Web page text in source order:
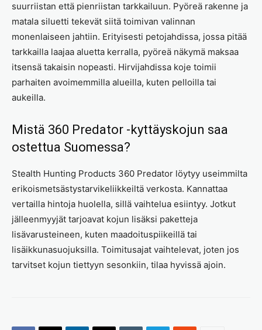
suurriistan että pienriistan tarkkailuun. Pyöreä rakenne ja
matala siluetti tekevät siitä toimivan valinnan
monenlaiseen jahtiin. Erityisesti petojahdissa, jossa pitää
tarkkailla laajaa aluetta kerralla, pyöreä näkymä maksaa
itsensä takaisin nopeasti. Hirvijahdissa koje toimii
parhaiten avoimemmilla alueilla, kuten pelloilla tai
aukeilla.
Mistä 360 Predator -kyttäyskojun saa
ostettua Suomessa?
Stealth Hunting Products 360 Predator löytyy useimmilta
erikoismetsästystarvikeliikkeiltä verkosta. Kannattaa
vertailla hintoja huolella, sillä vaihtelua esiintyy. Jotkut
jälleenmyyjät tarjoavat kojun lisäksi paketteja
lisävarusteineen, kuten maadoituspiikeillä tai
lisäikkunasuojuksilla. Toimitusajat vaihtelevat, joten jos
tarvitset kojun tiettyyn sesonkiin, tilaa hyvissä ajoin.